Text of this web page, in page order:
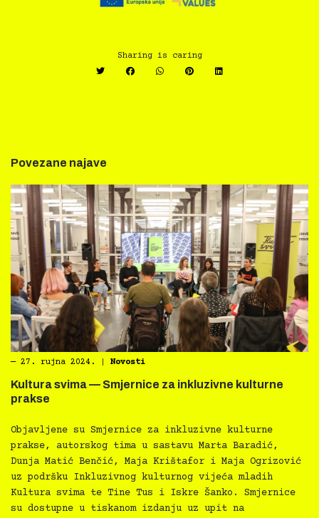
Sharing is caring
Povezane najave
― 27. rujna 2024. Novosti
Kultura svima — Smjernice za inkluzivne kulturne
prakse
Objavljene su Smjernice za inkluzivne kulturne
prakse, autorskog tima u sastavu Marta Baradić,
Dunja Matić Benčić, Maja Krištafor i Maja Ogrizović
uz podršku Inkluzivnog kulturnog vijeća mladih
Kultura svima te Tine Tus i Iskre Šanko. Smjernice
su dostupne u tiskanom izdanju uz upit na